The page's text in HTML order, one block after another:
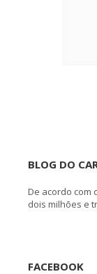
BLOG DO
De acordo com
dois milhões e
FACEBOOK